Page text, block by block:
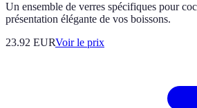
Un ensemble de verres spécifiques pour
présentation élégante de vos boissons.
23.92 EURVoir le prix